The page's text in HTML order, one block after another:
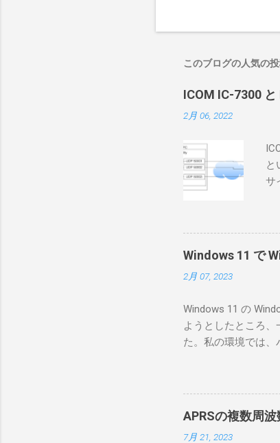
このブログの人気の
ICOM IC-7300
2月 06, 2022
と
サ
で
が
に
を
て
る
Windows 11 で
2月 07, 2023
Windows 11 の
ようとしたところ
た。私の環境では、
ンストールできな
ては pnputil という
す。 Windows
なファイルに、現在
APRSの複数周
7月 21, 2023